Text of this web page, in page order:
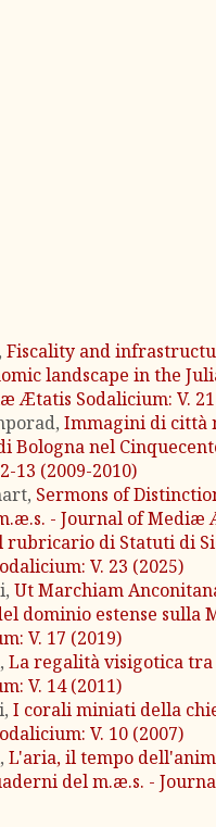
Fiscality and
landscape in the
Ætatis Sodalicium: V.
Immagini di città
Bologna nel
13 (2009-2010)
Sermons of
- Journal of Mediæ
rubricario di Statuti di
V. 23 (2025)
Ut Marchiam
dominio estense sulla
V. 17 (2019)
La regalità visigotica tra
V. 14 (2011)
I corali miniati della
V. 10 (2007)
L'aria, il tempo
del m.æ.s. -